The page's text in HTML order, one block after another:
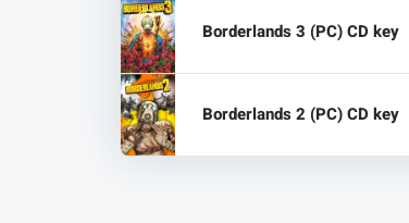
Borderlands 3 (PC) CD key
Borderlands 2 (PC) CD key